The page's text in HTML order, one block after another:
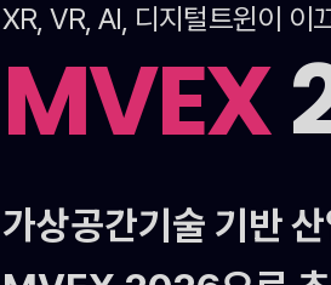
XR, VR, AI, 디지털트윈이 이
MVEX
가상공간기술 기반